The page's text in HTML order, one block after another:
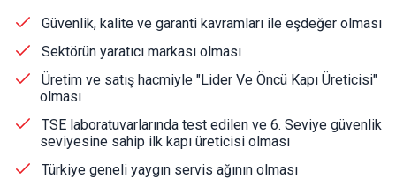
Kale Alarm
Ürün Katalogları
Garanti Kayıt Formu
Güvenlik, kalite ve garanti kavramları ile eşdeğer olması
Sektörün yaratıcı markası olması
Üretim ve satış hacmiyle "Lider Ve Öncü Kapı Üreticisi"
olması
TSE laboratuvarlarında test edilen ve 6. Seviye güvenlik
seviyesine sahip ilk kapı üreticisi olması
Türkiye geneli yaygın servis ağının olması